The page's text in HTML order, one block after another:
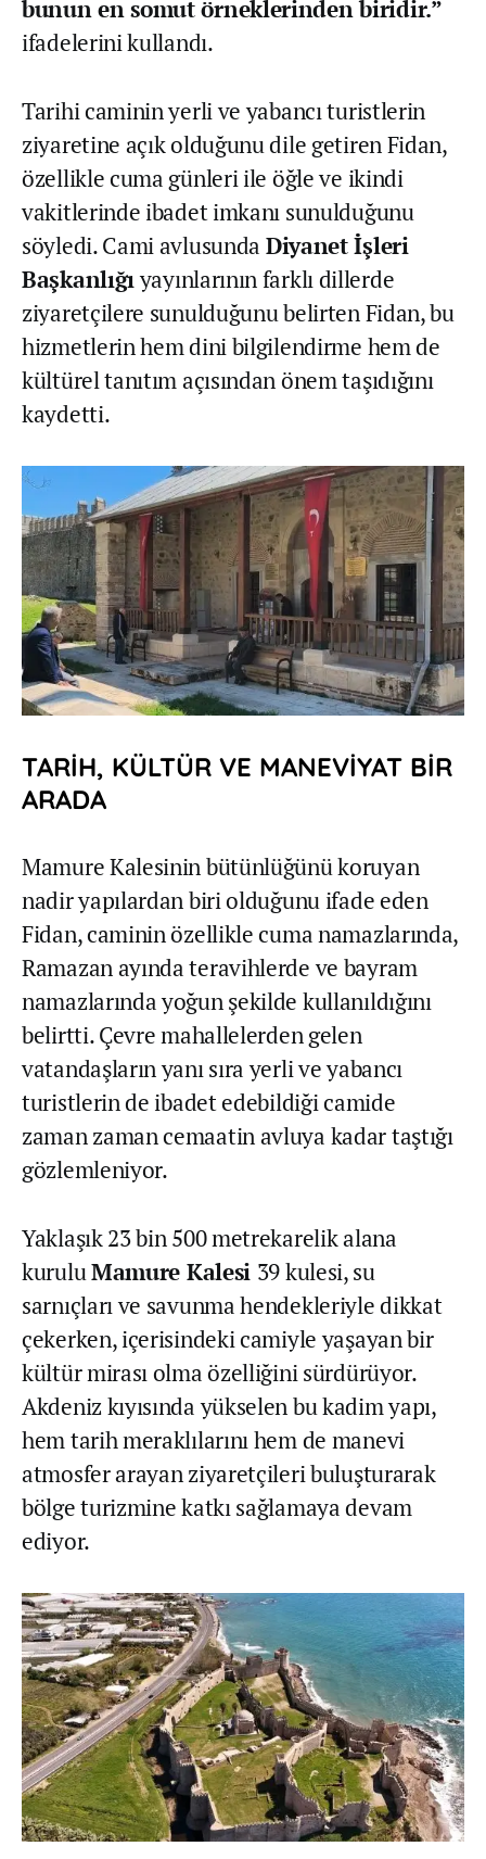
bunun en somut örneklerinden biridir.”
ifadelerini kullandı.
Tarihi caminin yerli ve yabancı turistlerin
ziyaretine açık olduğunu dile getiren Fidan,
özellikle cuma günleri ile öğle ve ikindi
vakitlerinde ibadet imkanı sunulduğunu
söyledi. Cami avlusunda Diyanet İşleri
Başkanlığıyayınlarının farklı dillerde
ziyaretçilere sunulduğunu belirten Fidan, bu
hizmetlerin hem dini bilgilendirme hem de
kültürel tanıtım açısından önem taşıdığını
kaydetti.
TARİH, KÜLTÜR VE MANEVİYAT BİR
ARADA
Mamure Kalesinin bütünlüğünü koruyan
nadir yapılardan biri olduğunu ifade eden
Fidan, caminin özellikle cuma namazlarında,
Ramazan ayında teravihlerde ve bayram
namazlarında yoğun şekilde kullanıldığını
belirtti. Çevre mahallelerden gelen
vatandaşların yanı sıra yerli ve yabancı
turistlerin de ibadet edebildiği camide
zaman zaman cemaatin avluya kadar taştığı
gözlemleniyor.
Yaklaşık 23 bin 500 metrekarelik alana
kuruluMamure Kalesi 39 kulesi, su
sarnıçları ve savunma hendekleriyle dikkat
çekerken, içerisindeki camiyle yaşayan bir
kültür mirası olma özelliğini sürdürüyor.
Akdeniz kıyısında yükselen bu kadim yapı,
hem tarih meraklılarını hem de manevi
atmosfer arayan ziyaretçileri buluşturarak
bölge turizmine katkı sağlamaya devam
ediyor.